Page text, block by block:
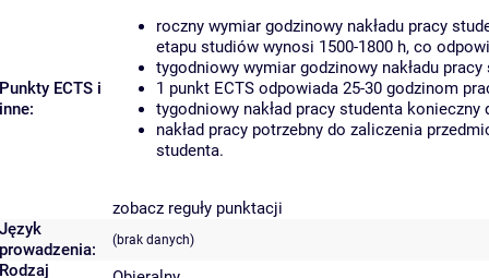
Punkty ECTS i
inne:
roczny wymiar godzinowy nakładu pracy
etapu studiów wynosi 1500-1800 h, co
tygodniowy wymiar godzinowy nakładu
1 punkt ECTS odpowiada 25-30 godzinom
tygodniowy nakład pracy studenta
nakład pracy potrzebny do zaliczenia
studenta.
zobacz reguły punktacji
Język
prowadzenia:
(brak danych)
Rodzaj